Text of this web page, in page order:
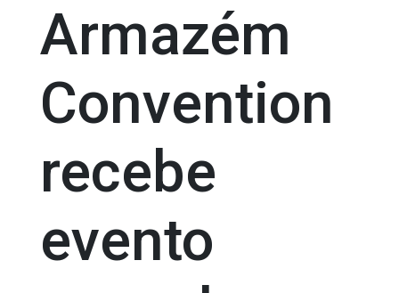
Armazém
Convention
recebe
evento